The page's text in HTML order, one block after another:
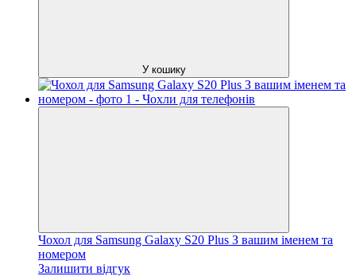
У кошику
Чохол для Samsung Galaxy S20 Plus З вашим іменем та
номером
Залишити відгук